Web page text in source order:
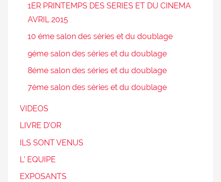
1ER PRINTEMPS DES SERIES ET DU CINEMA
AVRIL 2015
10 éme salon des séries et du doublage
9éme salon des séries et du doublage
8éme salon des séries et du doublage
7éme salon des séries et du doublage
VIDEOS
LIVRE D’OR
ILS SONT VENUS
L’ EQUIPE
EXPOSANTS